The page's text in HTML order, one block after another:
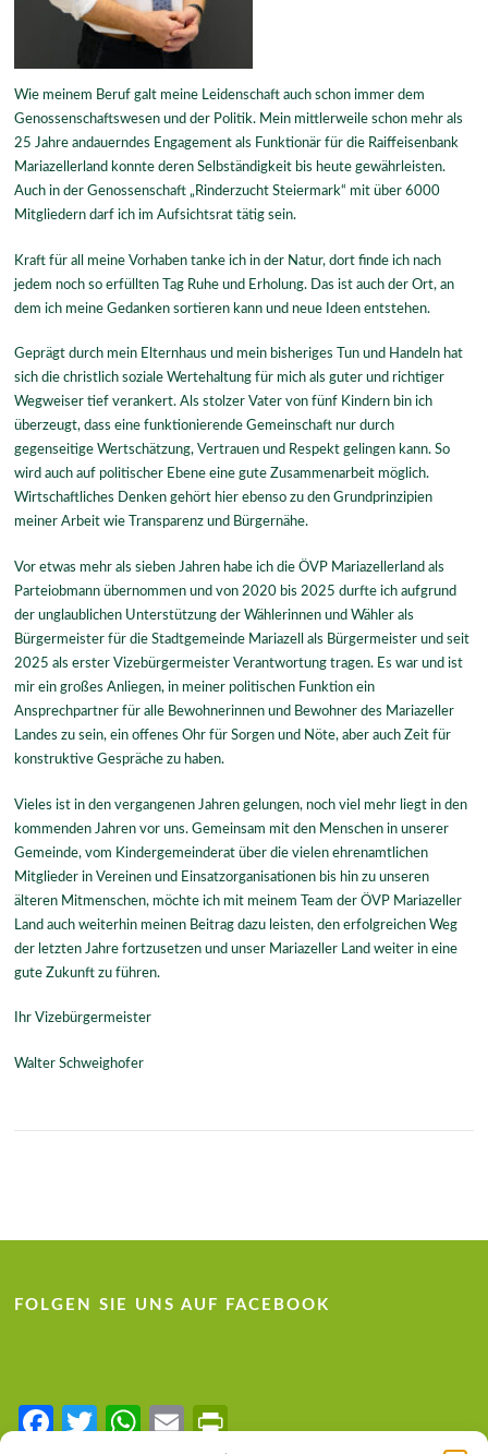
Wie meinem Beruf galt meine Leidenschaft auch schon immer dem
Genossenschaftswesen und der Politik. Mein mittlerweile schon mehr als
25 Jahre andauerndes Engagement als Funktionär für die Raiffeisenbank
Mariazellerland konnte deren Selbständigkeit bis heute gewährleisten.
Auch in der Genossenschaft „Rinderzucht Steiermark“ mit über 6000
Mitgliedern darf ich im Aufsichtsrat tätig sein.
Kraft für all meine Vorhaben tanke ich in der Natur, dort finde ich nach
jedem noch so erfüllten Tag Ruhe und Erholung. Das ist auch der Ort, an
dem ich meine Gedanken sortieren kann und neue Ideen entstehen.
Geprägt durch mein Elternhaus und mein bisheriges Tun und Handeln hat
sich die christlich soziale Wertehaltung für mich als guter und richtiger
Wegweiser tief verankert. Als stolzer Vater von fünf Kindern bin ich
überzeugt, dass eine funktionierende Gemeinschaft nur durch
gegenseitige Wertschätzung, Vertrauen und Respekt gelingen kann. So
wird auch auf politischer Ebene eine gute Zusammenarbeit möglich.
Wirtschaftliches Denken gehört hier ebenso zu den Grundprinzipien
meiner Arbeit wie Transparenz und Bürgernähe.
Vor etwas mehr als sieben Jahren habe ich die ÖVP Mariazellerland als
Parteiobmann übernommen und von 2020 bis 2025 durfte ich aufgrund
der unglaublichen Unterstützung der Wählerinnen und Wähler als
Bürgermeister für die Stadtgemeinde Mariazell als Bürgermeister und seit
2025 als erster Vizebürgermeister Verantwortung tragen. Es war und ist
mir ein großes Anliegen, in meiner politischen Funktion ein
Ansprechpartner für alle Bewohnerinnen und Bewohner des Mariazeller
Landes zu sein, ein offenes Ohr für Sorgen und Nöte, aber auch Zeit für
konstruktive Gespräche zu haben.
Vieles ist in den vergangenen Jahren gelungen, noch viel mehr liegt in den
kommenden Jahren vor uns. Gemeinsam mit den Menschen in unserer
Gemeinde, vom Kindergemeinderat über die vielen ehrenamtlichen
Mitglieder in Vereinen und Einsatzorganisationen bis hin zu unseren
älteren Mitmenschen, möchte ich mit meinem Team der ÖVP Mariazeller
Land auch weiterhin meinen Beitrag dazu leisten, den erfolgreichen Weg
der letzten Jahre fortzusetzen und unser Mariazeller Land weiter in eine
gute Zukunft zu führen.
Ihr Vizebürgermeister
Walter Schweighofer
FOLGEN SIE UNS AUF FACEBOOK
Fa T
W E
Pr